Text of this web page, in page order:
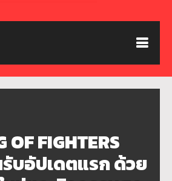
OF FIGHTERS
บอัปเดตแรก ด้วย